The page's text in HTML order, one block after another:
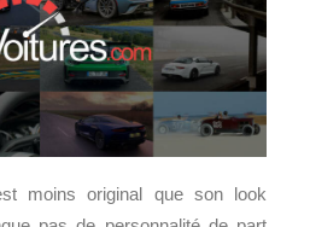
moins original que son look